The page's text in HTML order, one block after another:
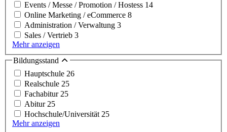
Events / Messe / Promotion / Hostess 14
Online Marketing / eCommerce 8
Administration / Verwaltung 3
Sales / Vertrieb 3
Mehr anzeigen
Bildungsstand
Hauptschule 26
Realschule 25
Fachabitur 25
Abitur 25
Hochschule/Universität 25
Mehr anzeigen